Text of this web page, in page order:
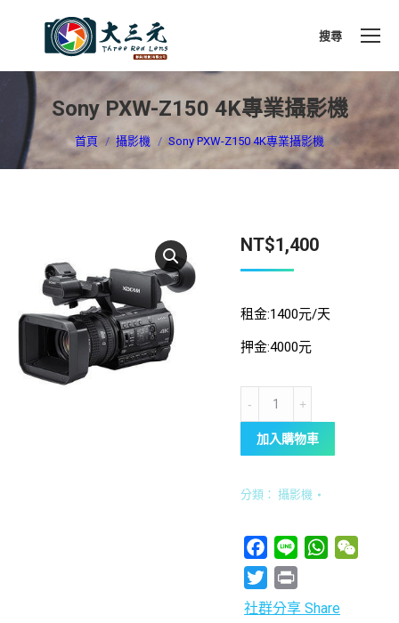
搜
搜尋
Sony PXW-Z150 4K專業攝影機
您在這裡：
首頁 攝影機 Sony PXW-Z150 4K專業攝影機
NT$1,400
租金:1400元/天
押金:4000元
PXW-
Z150
專
攝
影
機
quantity
加入購物車
分類： 攝影機
Facebook
Line WhatsApp
Twitter
社群分享 Share